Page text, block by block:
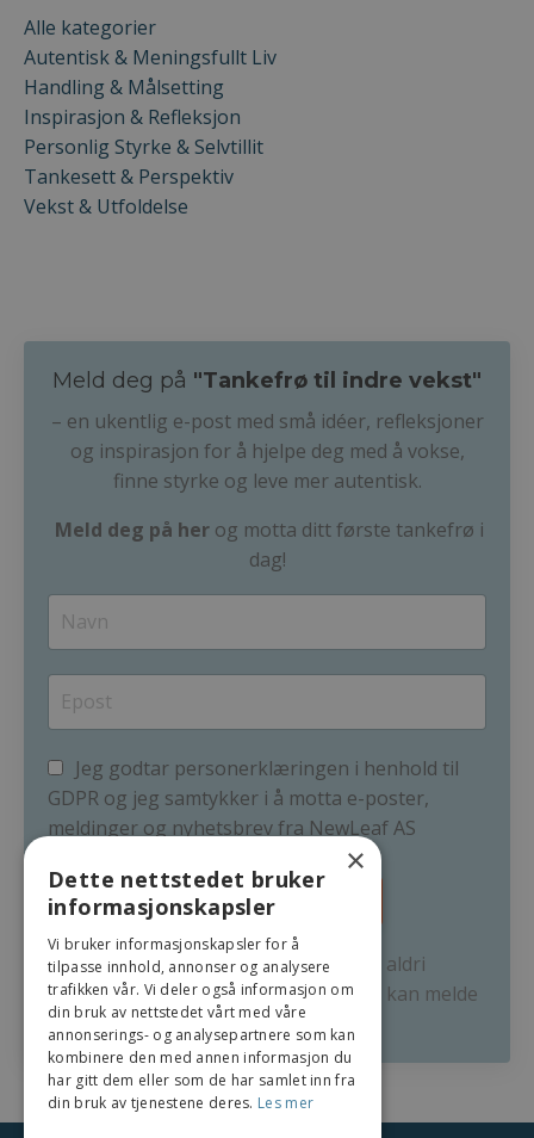
Alle kategorier
Autentisk & Meningsfullt Liv
Handling & Målsetting
Inspirasjon & Refleksjon
Personlig Styrke & Selvtillit
Tankesett & Perspektiv
Vekst & Utfoldelse
Meld deg på "Tankefrø til indre vekst"
– en ukentlig e-post med små idéer, refleksjoner
og inspirasjon for å hjelpe deg med å vokse,
finne styrke og leve mer autentisk.
Meld deg på her og motta ditt første tankefrø i
dag!
Jeg godtar personerklæringen i henhold til
GDPR og jeg samtykker i å motta e-poster,
meldinger og nyhetsbrev fra NewLeaf AS
Start reisen din i dag
Jeg hater også spam. Jeg deler aldri
informasjonen din med andre, og du kan melde
deg av når som helst.
×
Dette nettstedet bruker
informasjonskapsler
Vi bruker informasjonskapsler for å
tilpasse innhold, annonser og analysere
trafikken vår. Vi deler også informasjon om
din bruk av nettstedet vårt med våre
annonserings- og analysepartnere som kan
kombinere den med annen informasjon du
har gitt dem eller som de har samlet inn fra
din bruk av tjenestene deres. Les mer